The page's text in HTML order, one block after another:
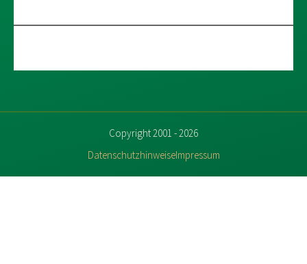
Copyright 2001 - 2026
DatenschutzhinweiseImpressum